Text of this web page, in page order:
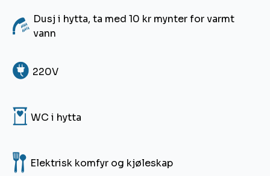
I Dusj i hytta, ta med 10 kr mynter for varmt
vann
8 220V
H WC i hytta
5 Elektrisk komfyr og kjøleskap